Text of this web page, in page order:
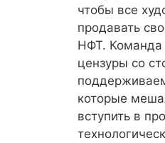
чтобы все
продавать
НФТ. Команда
цензуры со
которые
вступить в